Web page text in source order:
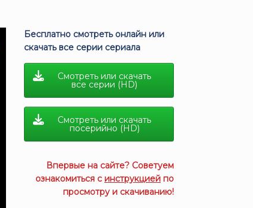
Бесплатно смотреть онлайн или
скачать все серии сериала
Смотреть или скачать
все серии (HD)
Смотреть или скачать
посерийно (HD)
Впервые на сайте? Советуем
ознакомиться с инструкцией по
просмотру и скачиванию!